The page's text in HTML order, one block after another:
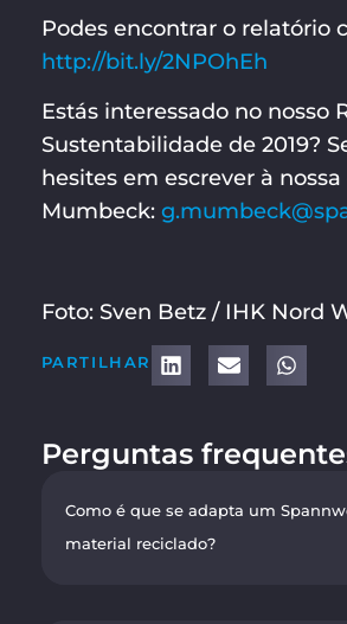
Podes encontrar o relatório
http://bit.ly/2NPOhEh
Estás interessado no nosso
Sustentabilidade de 2019?
hesites em escrever à
Mumbeck:
Foto: Sven Betz / IHK Nord
PARTILHAR
Perguntas
Como é que se adapta um
material reciclado?